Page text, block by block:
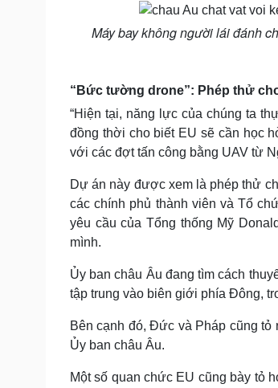
Máy bay không người lái đánh
“Bức tường drone”: Phép thử
“Hiện tại, năng lực của chúng ta
đồng thời cho biết EU sẽ cần học
với các đợt tấn công bằng UAV từ
Dự án này được xem là phép thử
các chính phủ thành viên và Tổ
yêu cầu của Tổng thống Mỹ
mình.
Ủy ban châu Âu đang tìm cách
tập trung vào biên giới phía Đông,
Bên cạnh đó, Đức và Pháp cũng
Ủy ban châu Âu.
Một số quan chức EU cũng bày tỏ